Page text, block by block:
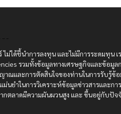
ไม่ได้ชี้นำการลงทุน และไม่มีการระดมทุน
รวมทั้งข้อมูลทางเศรษฐกิจและข้อมู
าณและการตัดสินใจของท่านในการรับรู้ข้
ม่นยำในการวิเคราะห์ข้อมูลข่าวสารและก
ตลาดมีความผันผวนสูง และ ขึ้นอยู่กับปัจ